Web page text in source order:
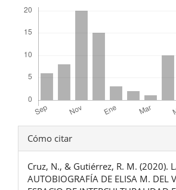
Detalles
del
artículo
Cómo citar
Cruz, N., & Gutiérrez, R. M. (2020).
AUTOBIOGRAFÍA DE ELISA M. DEL